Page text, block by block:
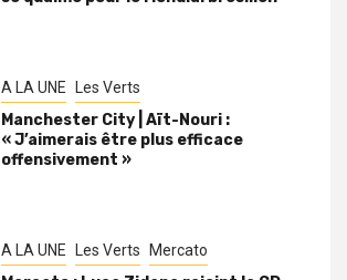
A LA UNE Les Verts
Manchester City | Aït-Nouri :
« J’aimerais être plus efficace
offensivement »
A LA UNE Les Verts Mercato